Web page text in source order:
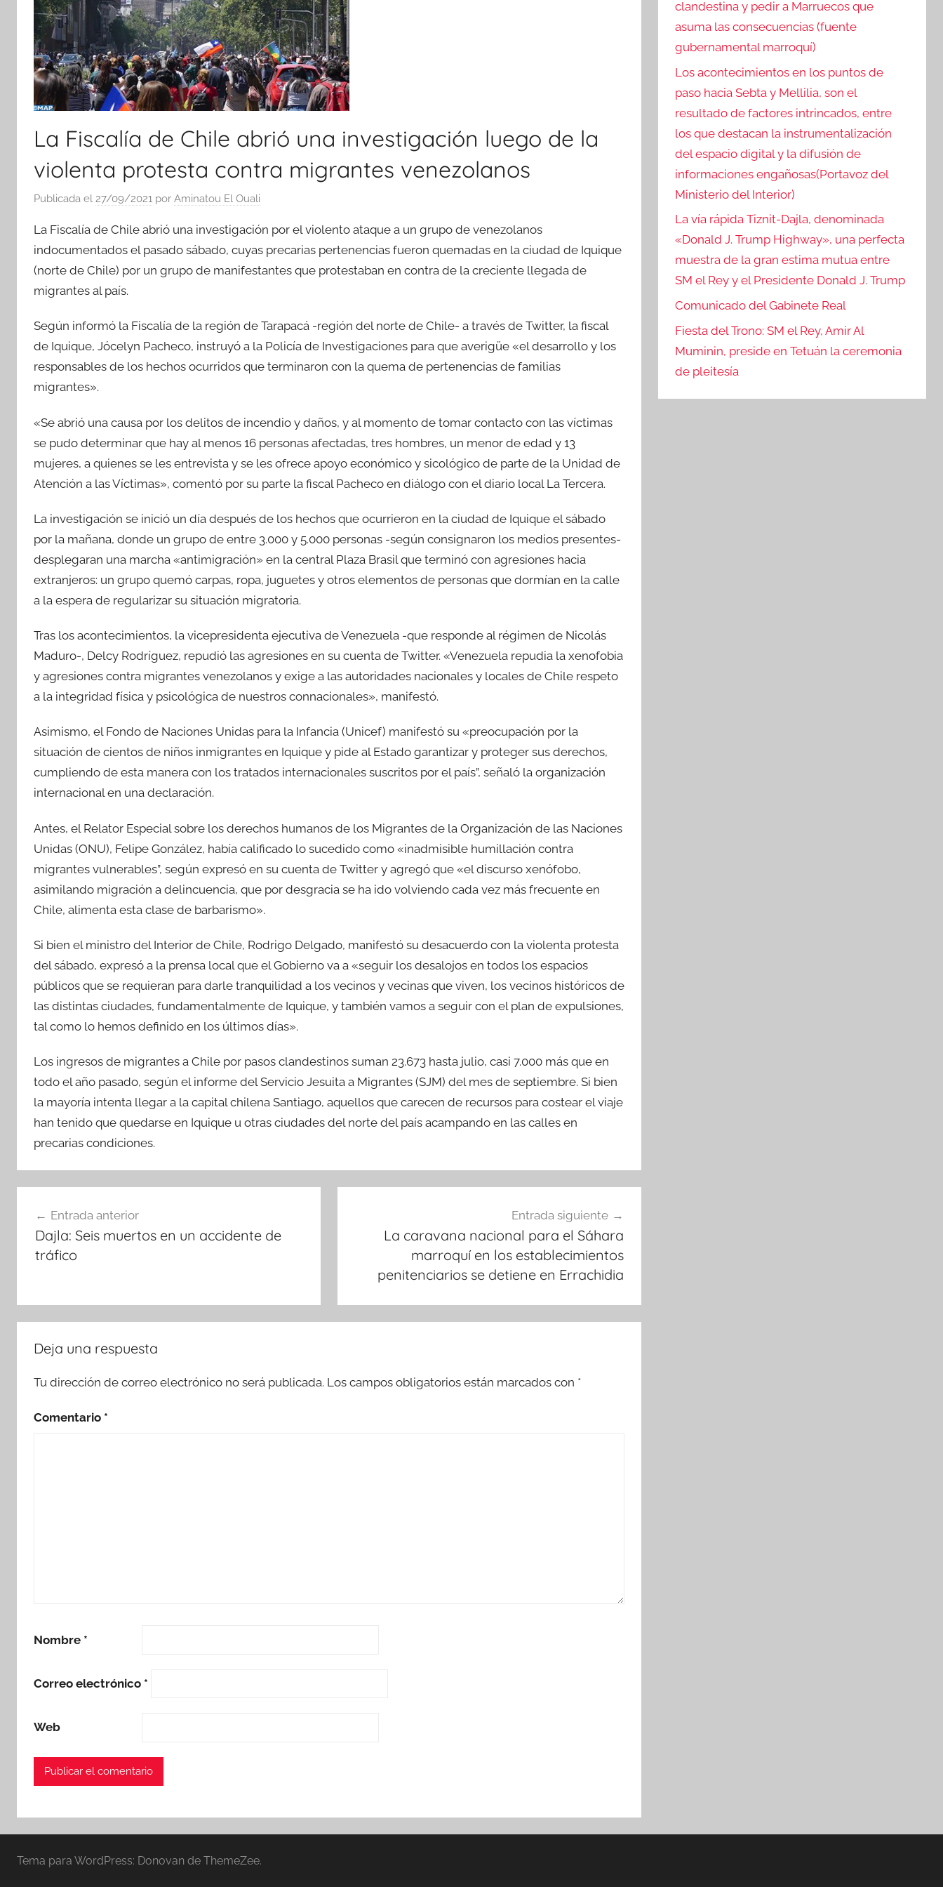
La Fiscalía de Chile abrió una investigación luego de la
violenta protesta contra migrantes venezolanos
Publicada el 27/09/2021 por Aminatou El Ouali
La Fiscalía de Chile abrió una investigación por el violento ataque a un grupo de venezolanos
indocumentados el pasado sábado, cuyas precarias pertenencias fueron quemadas en la ciudad de Iquique
(norte de Chile) por un grupo de manifestantes que protestaban en contra de la creciente llegada de
migrantes al país.
Según informó la Fiscalía de la región de Tarapacá -región del norte de Chile- a través de Twitter, la fiscal
de Iquique, Jócelyn Pacheco, instruyó a la Policía de Investigaciones para que averigüe «el desarrollo y los
responsables de los hechos ocurridos que terminaron con la quema de pertenencias de familias
migrantes».
«Se abrió una causa por los delitos de incendio y daños, y al momento de tomar contacto con las víctimas
se pudo determinar que hay al menos 16 personas afectadas, tres hombres, un menor de edad y 13
mujeres, a quienes se les entrevista y se les ofrece apoyo económico y sicológico de parte de la Unidad de
Atención a las Víctimas», comentó por su parte la fiscal Pacheco en diálogo con el diario local La Tercera.
La investigación se inició un día después de los hechos que ocurrieron en la ciudad de Iquique el sábado
por la mañana, donde un grupo de entre 3.000 y 5.000 personas -según consignaron los medios presentes-
desplegaran una marcha «antimigración» en la central Plaza Brasil que terminó con agresiones hacia
extranjeros: un grupo quemó carpas, ropa, juguetes y otros elementos de personas que dormían en la calle
a la espera de regularizar su situación migratoria.
Tras los acontecimientos, la vicepresidenta ejecutiva de Venezuela -que responde al régimen de Nicolás
Maduro-, Delcy Rodríguez, repudió las agresiones en su cuenta de Twitter. «Venezuela repudia la xenofobia
y agresiones contra migrantes venezolanos y exige a las autoridades nacionales y locales de Chile respeto
a la integridad física y psicológica de nuestros connacionales», manifestó.
Asimismo, el Fondo de Naciones Unidas para la Infancia (Unicef) manifestó su «preocupación por la
situación de cientos de niños inmigrantes en Iquique y pide al Estado garantizar y proteger sus derechos,
cumpliendo de esta manera con los tratados internacionales suscritos por el país”, señaló la organización
internacional en una declaración.
Antes, el Relator Especial sobre los derechos humanos de los Migrantes de la Organización de las Naciones
Unidas (ONU), Felipe González, había calificado lo sucedido como «inadmisible humillación contra
migrantes vulnerables”, según expresó en su cuenta de Twitter y agregó que «el discurso xenófobo,
asimilando migración a delincuencia, que por desgracia se ha ido volviendo cada vez más frecuente en
Chile, alimenta esta clase de barbarismo».
Si bien el ministro del Interior de Chile, Rodrigo Delgado, manifestó su desacuerdo con la violenta protesta
del sábado, expresó a la prensa local que el Gobierno va a «seguir los desalojos en todos los espacios
públicos que se requieran para darle tranquilidad a los vecinos y vecinas que viven, los vecinos históricos de
las distintas ciudades, fundamentalmente de Iquique, y también vamos a seguir con el plan de expulsiones,
tal como lo hemos definido en los últimos días».
Los ingresos de migrantes a Chile por pasos clandestinos suman 23.673 hasta julio, casi 7.000 más que en
todo el año pasado, según el informe del Servicio Jesuita a Migrantes (SJM) del mes de septiembre. Si bien
la mayoría intenta llegar a la capital chilena Santiago, aquellos que carecen de recursos para costear el viaje
han tenido que quedarse en Iquique u otras ciudades del norte del país acampando en las calles en
precarias condiciones.
de
entradas
Entrada anterior
Dajla: Seis muertos en un accidente de
tráfico
Entrada siguiente
La caravana nacional para el Sáhara
marroquí en los establecimientos
penitenciarios se detiene en Errachidia
Deja una respuesta
Tu dirección de correo electrónico no será publicada. Los campos obligatorios están marcados con *
Comentario *
Nombre *
Correo electrónico *
Web
clandestina y pedir a Marruecos que
asuma las consecuencias (fuente
gubernamental marroquí)
Los acontecimientos en los puntos de
paso hacia Sebta y Mellilia, son el
resultado de factores intrincados, entre
los que destacan la instrumentalización
del espacio digital y la difusión de
informaciones engañosas(Portavoz del
Ministerio del Interior)
La vía rápida Tiznit-Dajla, denominada
«Donald J. Trump Highway», una perfecta
muestra de la gran estima mutua entre
SM el Rey y el Presidente Donald J. Trump
Comunicado del Gabinete Real
Fiesta del Trono: SM el Rey, Amir Al
Muminin, preside en Tetuán la ceremonia
de pleitesía
Tema para WordPress: Donovan de ThemeZee.